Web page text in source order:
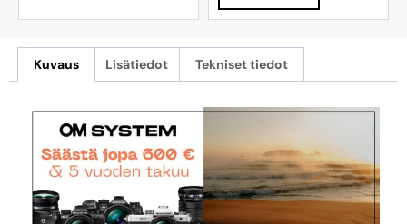
Kuvaus Lisätiedot Tekniset tiedot